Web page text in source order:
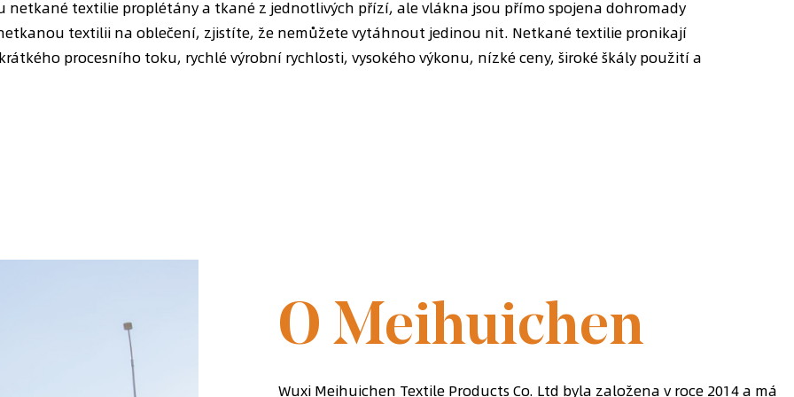
netkané textilie proplétány a tkané z jednotlivých přízí, ale vlákna jsou přímo spojena dohromady
textilii na oblečení, zjistíte, že nemůžete vytáhnout jedinou nit. Netkané textilie pronikají
procesního toku, rychlé výrobní rychlosti, vysokého výkonu, nízké ceny, široké škály použití a
O Meihuichen
Wuxi Meihuichen Textile Products Co. Ltd byla založena v roce 2014 a má